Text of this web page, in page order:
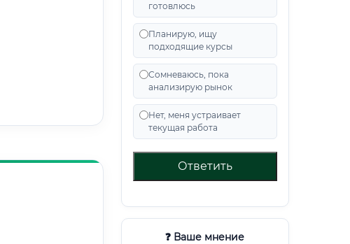
готовлюсь
Планирую, ищу
подходящие курсы
Сомневаюсь, пока
анализирую рынок
Нет, меня устраивает
текущая работа
Ответить
❓ Ваше мнение